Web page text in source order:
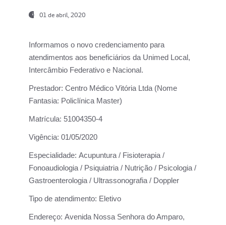
01 de abril, 2020
Informamos o novo credenciamento para
atendimentos aos beneficiários da Unimed Local,
Intercâmbio Federativo e Nacional.
Prestador: Centro Médico Vitória Ltda (Nome
Fantasia: Policlínica Master)
Matrícula: 51004350-4
Vigência: 01/05/2020
Especialidade: Acupuntura / Fisioterapia /
Fonoaudiologia / Psiquiatria / Nutrição / Psicologia /
Gastroenterologia / Ultrassonografia / Doppler
Tipo de atendimento: Eletivo
Endereço: Avenida Nossa Senhora do Amparo,